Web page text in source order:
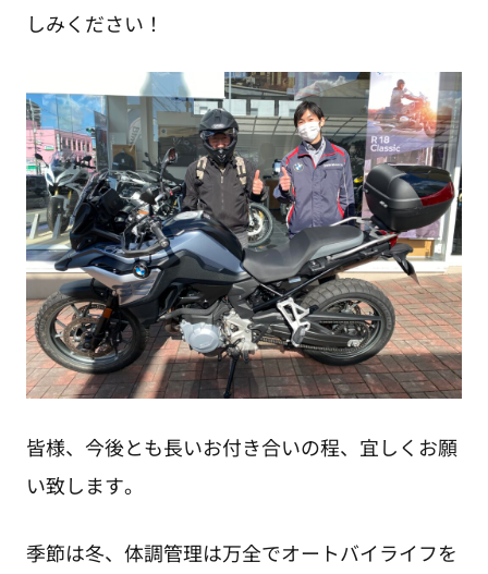
しみください！
皆様、今後とも長いお付き合いの程、宜しくお願
い致します。
季節は冬、体調管理は万全でオートバイライフを